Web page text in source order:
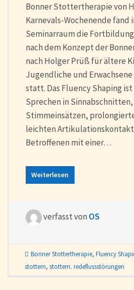
Bonner Stottertherapie von
Karnevals-Wochenende fand
Seminarraum die
nach dem Konzept der
nach Holger Prüß für ältere
Jugendliche und
statt. Das Fluency Shaping
Sprechen in
Stimmeinsätzen,
leichten
Betroffenen mit einer…
Weiterlesen
verfasst von OS
Bonner Stottertherapie, Fluency
stottern, stottern. redeflussstörungen